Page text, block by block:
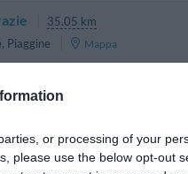
or processing of your
please use the below opt-out
35.05 km
, Piaggine Mappa